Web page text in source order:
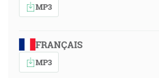
MP3
FRANÇAIS
MP3